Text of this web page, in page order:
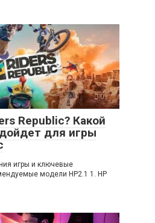
0
Republic? Какой
для игры
игры и ключевые
модели HP2.1 1. HP